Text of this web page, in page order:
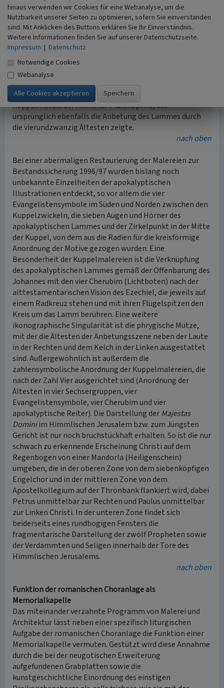
anschließenden Nische sowie einer runden Ostapsis, ist
ein einheitliches Malprogramm anzunehmen, das nur
fragmentarisch überliefert ist. So befand sich in der
abgebrochenen nördlichen Konche (in Entsprechung zur
südlichen Seitennische) vermutlich die Illustration einer
weiterenMajestas Domini
Ostapsis die Wiedergabe der Auferstehung Christi.
Dabei hat die apokalyptische Malerei über dem
Chorquadrat ikonographisch ihr Vorbild im karolingischen
Kuppelmosaik der Aachener Pfalzkapelle, das
ursprünglich ebenfalls die Anbetung des Lammes durch
die vierundzwanzig Ältesten zeigte.
nach oben
Bei einer abermaligen Restaurierung der Malereien zur
Bestandssicherung 1996/97 wurden bislang noch
unbekannte Einzelheiten der apokalyptischen
Illustrationen entdeckt, so vor allem die vier
Evangelistensymbole im Süden und Norden zwischen den
Kuppelzwickeln, die sieben Augen und Hörner des
apokalyptischen Lammes und der Zirkelpunkt in der Mitte
der Kuppel, von dem aus die Radien für die kreisförmige
Anordnung der Motive gezogen wurden. Eine
Besonderheit der Kuppelmalereien ist die Verknüpfung
des apokalyptischen Lammes gemäß der Offenbarung des
Johannes mit den vier Cherubim (Lichtboten) nach der
alttestamentarischen Vision des Ezechiel, die jeweils auf
einem Radkreuz stehen und mit ihren Flügelspitzen den
Kreis um das Lamm berühren. Eine weitere
ikonographische Singularität ist die phrygische Mütze,
mit der die Ältesten der Anbetungsszene neben der Laute
in der Rechten und dem Kelch in der Linken ausgestattet
sind. Außergewöhnlich ist außerdem die
zahlensymbolische Anordnung der Kuppelmalereien, die
nach der Zahl Vier ausgerichtet sind (Anordnung der
Ältesten in vier Sechsergruppen, vier
Evangelistensymbole, vier Cherubim und vier
apokalyptische Reiter). Die Darstellung derMajestas
Dominiim Himmlischen Jerusalem bzw. zum Jüngsten
Gericht ist nur noch bruchstückhaft erhalten. So ist die nur
schwach zu erkennende Erscheinung Christi auf dem
Regenbogen von einer Mandorla (Heiligenschein)
umgeben, die in der oberen Zone von dem siebenköpfigen
Engelchor und in der mittleren Zone von dem
Apostelkollegium auf der Thronbank flankiert wird, dabei
Petrus unmittelbar zur Rechten und Paulus unmittelbar
zur Linken Christi. In der unteren Zone findet sich
beiderseits eines rundbogigen Fensters die
fragmentarische Darstellung der zwölf Propheten sowie
der Verdammten und Seligen innerhalb der Tore des
Himmlischen Jerusalems.
nach oben
Funktion der romanischen Choranlage als
Memorialkapelle
Das miteinander verzahnte Programm von Malerei und
Architektur lässt neben einer spezifisch liturgischen
Aufgabe der romanischen Choranlage die Funktion einer
Memorialkapelle vermuten. Gestützt wird diese Annahme
durch die bei der neugotischen Erweiterung
aufgefundenen Grabplatten sowie die
kunstgeschichtliche Einordnung des einstigen
hinaus verwenden wir Cookies für eine Webanalyse, um die
Nutzbarkeit unserer Seiten zu optimieren, sofern Sie einverstanden
sind. Mit Anklicken des Buttons erklären Sie Ihr Einverständnis.
Weitere Informationen finden Sie auf unserer Datenschutzseite.
Impressum | Datenschutz
Notwendige Cookies
Webanalyse